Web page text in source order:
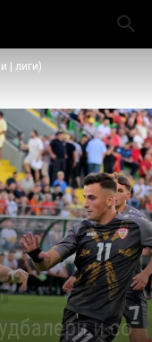
| лиги)
и со